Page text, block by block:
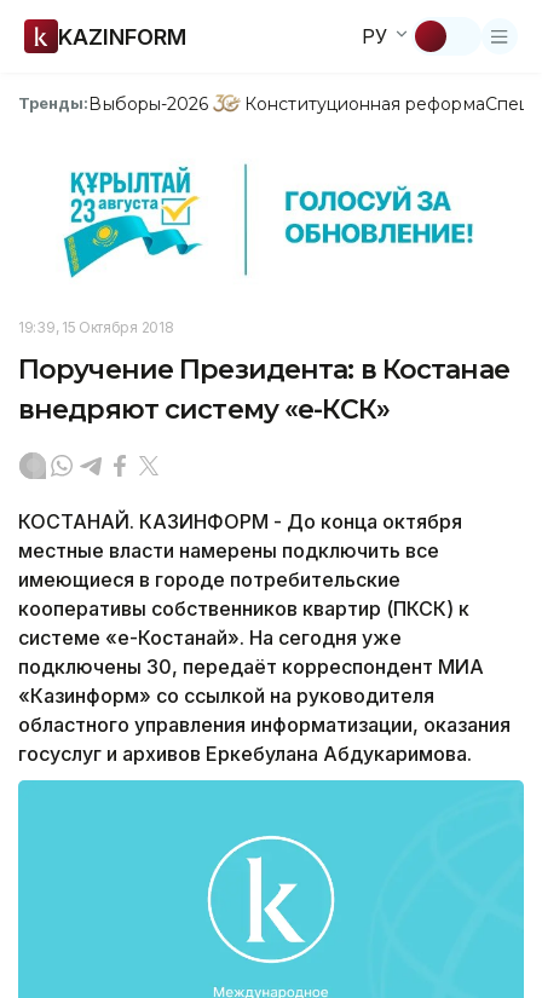
KAZINFORM РУ
Тренды:Выборы-2026 Конституционная реформа
19:39, 15 Октября 2018
Поручение Президента: в Костанае
внедряют систему «е-КСК»
КОСТАНАЙ. КАЗИНФОРМ - До конца октября
местные власти намерены подключить все
имеющиеся в городе потребительские
кооперативы собственников квартир (ПКСК) к
системе «е-Костанай». На сегодня уже
подключены 30, передаёт корреспондент МИА
«Казинформ» со ссылкой на руководителя
областного управления информатизации, оказания
госуслуг и архивов Еркебулана Абдукаримова.